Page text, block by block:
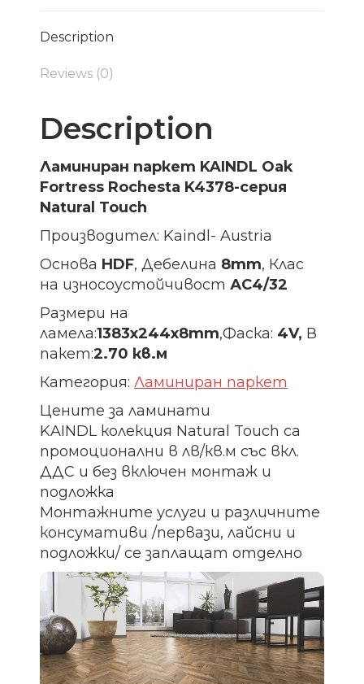
Description
Reviews (0)
Description
Ламиниран паркет KAINDL Oak
Fortress Rochesta K4378-серия
Natural Touch
Производител: Kaindl- Austria
Основа HDF, Дебелина 8mm, Клас
на износоустойчивостАС4/32
Размери на
ламела:1383х244х8mm,Фаска: 4V, В
пакет:2.70 кв.м
Категория:Ламиниран паркет
Цените за ламинати
KAINDL колекция Natural Touch са
промоционални в лв/кв.м със вкл.
ДДС и без включен монтаж и
подложка
Монтажните услуги и различните
консумативи /первази, лайсни и
подложки/ се заплащат отделно